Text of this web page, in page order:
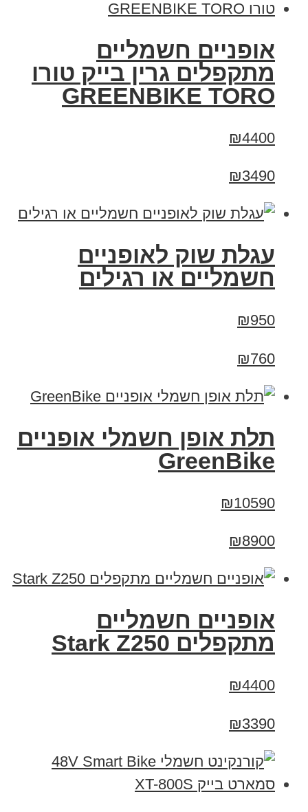
אופניים חשמליים
מתקפלים גרין בייק טורו
GREENBIKE TORO
₪4400
₪3490
עגלת שוק לאופניים
חשמליים או רגילים
₪950
₪760
תלת אופן חשמלי אופניים
GreenBike
₪10590
₪8900
‏אופניים חשמליים
‏מתקפלים Stark Z250
₪4400
₪3390